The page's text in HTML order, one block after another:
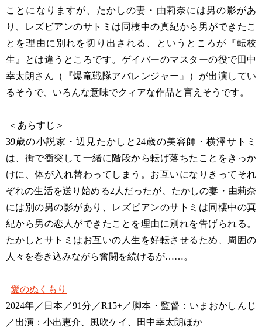
ことになりますが、たかしの妻・由莉奈には男の影があ
り、レズビアンのサトミは同棲中の真紀から男ができたこ
とを理由に別れを切り出される、というところが『転校
生』とは違うところです。ゲイバーのマスターの役で田中
幸太朗さん（『爆竜戦隊アバレンジャー』）が出演してい
るそうで、いろんな意味でクィアな作品と言えそうです。
＜あらすじ＞
39歳の小説家・辺見たかしと24歳の美容師・横澤サトミ
は、街で衝突して一緒に階段から転げ落ちたことをきっか
けに、体が入れ替わってしまう。お互いになりきってそれ
ぞれの生活を送り始める2人だったが、たかしの妻・由莉奈
には別の男の影があり、レズビアンのサトミは同棲中の真
紀から男の恋人ができたことを理由に別れを告げられる。
たかしとサトミはお互いの人生を好転させるため、周囲の
人々を巻き込みながら奮闘を続けるが……。
愛のぬくもり
2024年／日本／91分／R15+／脚本・監督：いまおかしんじ
／出演：小出恵介、風吹ケイ、田中幸太朗ほか